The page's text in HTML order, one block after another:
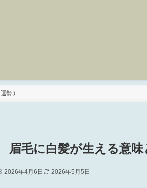
運勢
眉毛に白髪が生える意
2026年4月6日 2026年5月5日